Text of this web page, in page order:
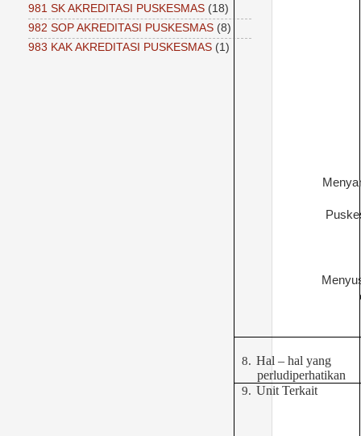
8. Hal – hal yang
perludiperhatikan
9. Unit Terkait
981 SK AKREDITASI PUSKESMAS (18)
982 SOP AKREDITASI PUSKESMAS (8)
983 KAK AKREDITASI PUSKESMAS (1)